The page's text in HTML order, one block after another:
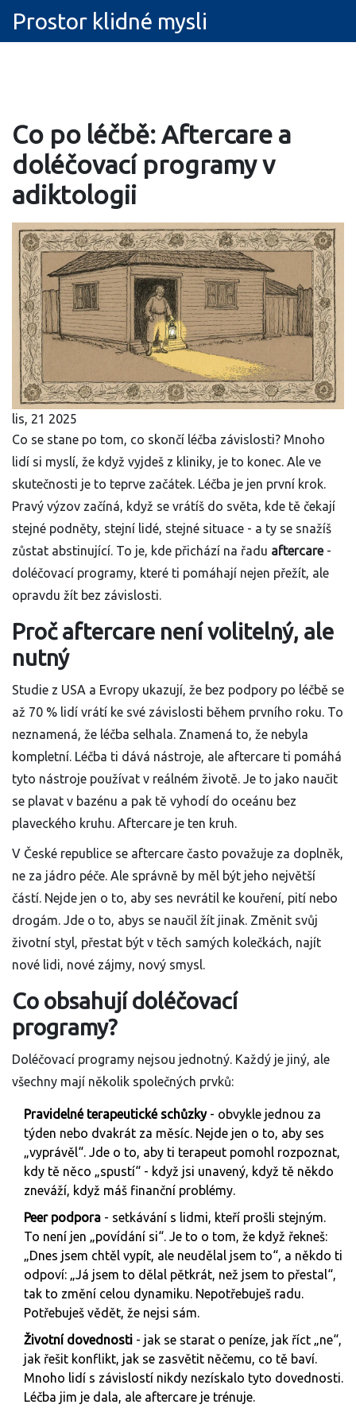
Prostor klidné mysli
Co po léčbě: Aftercare a
doléčovací programy v
adiktologii
lis, 21 2025
Co se stane po tom, co skončí léčba závislosti? Mnoho
lidí si myslí, že když vyjdeš z kliniky, je to konec. Ale ve
skutečnosti je to teprve začátek. Léčba je jen první krok.
Pravý výzov začíná, když se vrátíš do světa, kde tě čekají
stejné podněty, stejní lidé, stejné situace - a ty se snažíš
zůstat abstinující. To je, kde přichází na řadu aftercare-
doléčovací programy, které ti pomáhají nejen přežít, ale
opravdu žít bez závislosti.
Proč aftercare není volitelný, ale
nutný
Studie z USA a Evropy ukazují, že bez podpory po léčbě se
až 70 % lidí vrátí ke své závislosti během prvního roku. To
neznamená, že léčba selhala. Znamená to, že nebyla
kompletní. Léčba ti dává nástroje, ale aftercare ti pomáhá
tyto nástroje používat v reálném životě. Je to jako naučit
se plavat v bazénu a pak tě vyhodí do oceánu bez
plaveckého kruhu. Aftercare je ten kruh.
V České republice se aftercare často považuje za doplněk,
ne za jádro péče. Ale správně by měl být jeho největší
částí. Nejde jen o to, aby ses nevrátil ke kouření, pití nebo
drogám. Jde o to, abys se naučil žít jinak. Změnit svůj
životní styl, přestat být v těch samých kolečkách, najít
nové lidi, nové zájmy, nový smysl.
Co obsahují doléčovací
programy?
Doléčovací programy nejsou jednotný. Každý je jiný, ale
všechny mají několik společných prvků:
Pravidelné terapeutické schůzky- obvykle jednou za
týden nebo dvakrát za měsíc. Nejde jen o to, aby ses
„vyprávěl“. Jde o to, aby ti terapeut pomohl rozpoznat,
kdy tě něco „spustí“ - když jsi unavený, když tě někdo
zneváží, když máš finanční problémy.
Peer podpora - setkávání s lidmi, kteří prošli stejným.
To není jen „povídání si“. Je to o tom, že když řekneš:
„Dnes jsem chtěl vypít, ale neudělal jsem to“, a někdo ti
odpoví: „Já jsem to dělal pětkrát, než jsem to přestal“,
tak to změní celou dynamiku. Nepotřebuješ radu.
Potřebuješ vědět, že nejsi sám.
Životní dovednosti - jak se starat o peníze, jak říct „ne“,
jak řešit konflikt, jak se zasvětit něčemu, co tě baví.
Mnoho lidí s závislostí nikdy nezískalo tyto dovednosti.
Léčba jim je dala, ale aftercare je trénuje.